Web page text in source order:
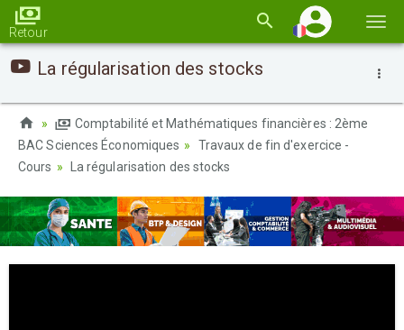
la
Retour
La régularisation des stocks
Comptabilité et Mathématiques financières : 2ème
BAC Sciences Économiques
Travaux de fin d'exercice -
Cours
La régularisation des stocks